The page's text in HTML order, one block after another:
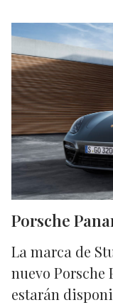
Porsche
La marca de
nuevo
estarán